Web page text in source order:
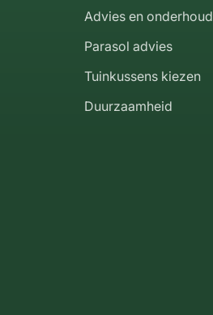
Advies en onderhoud
Parasol advies
Tuinkussens kiezen
Duurzaamheid